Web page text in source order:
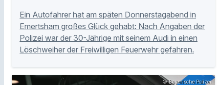
Ein Autofahrer hat am späten Donnerstagabend in
Emertsham großes Glück gehabt: Nach Angaben der
Polizei war der 30-Jährige mit seinem Audi in einen
Löschweiher der Freiwilligen Feuerwehr gefahren.
© Bayerische Polizei